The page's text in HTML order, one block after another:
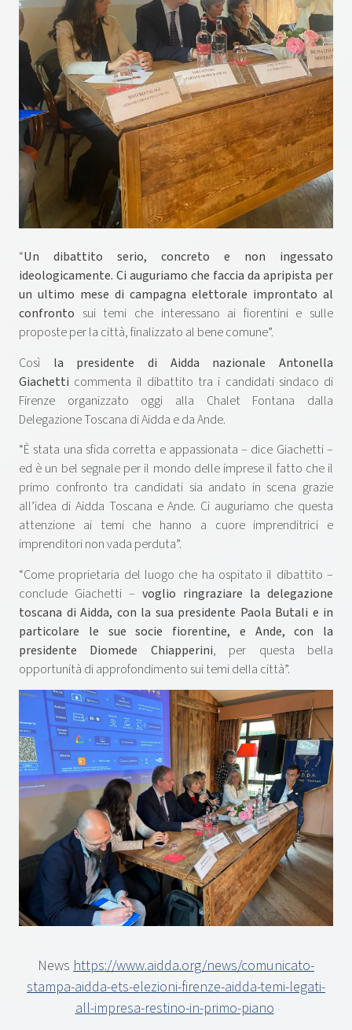
“Un dibattito serio, concreto e non ingessato
ideologicamente. Ci auguriamo che faccia da apripista per
un ultimo mese di campagna elettorale improntato al
confronto sui temi che interessano ai fiorentini e sulle
proposte per la città, finalizzato al bene comune”.
Così la presidente di Aidda nazionale Antonella
Giachetti commenta il dibattito tra i candidati sindaco di
Firenze organizzato oggi alla Chalet Fontana dalla
Delegazione Toscana di Aidda e da Ande.
“È stata una sfida corretta e appassionata – dice Giachetti –
ed è un bel segnale per il mondo delle imprese il fatto che il
primo confronto tra candidati sia andato in scena grazie
all’idea di Aidda Toscana e Ande. Ci auguriamo che questa
attenzione ai temi che hanno a cuore imprenditrici e
imprenditori non vada perduta”.
“Come proprietaria del luogo che ha ospitato il dibattito –
conclude Giachetti – voglio ringraziare la delegazione
toscana di Aidda, con la sua presidente Paola Butali e in
particolare le sue socie fiorentine, e Ande, con la
presidente Diomede Chiapperini, per questa bella
opportunità di approfondimento sui temi della città”.
News https://www.aidda.org/news/comunicato-
stampa-aidda-ets-elezioni-firenze-aidda-temi-legati-
all-impresa-restino-in-primo-piano